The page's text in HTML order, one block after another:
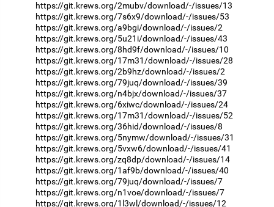
https://git.krews.org/2mubv/download/-/issues/13
https://git.krews.org/7s6x9/download/-/issues/53
https://git.krews.org/a9bgi/download/-/issues/2
https://git.krews.org/5u21i/download/-/issues/43
https://git.krews.org/8hd9f/download/-/issues/10
https://git.krews.org/17m31/download/-/issues/28
https://git.krews.org/2b9hz/download/-/issues/2
https://git.krews.org/79juq/download/-/issues/39
https://git.krews.org/n4bjx/download/-/issues/37
https://git.krews.org/6xiwc/download/-/issues/24
https://git.krews.org/17m31/download/-/issues/52
https://git.krews.org/36hid/download/-/issues/8
https://git.krews.org/5nymw/download/-/issues/31
https://git.krews.org/5vxw6/download/-/issues/41
https://git.krews.org/zq8dp/download/-/issues/14
https://git.krews.org/1af9b/download/-/issues/40
https://git.krews.org/79juq/download/-/issues/7
https://git.krews.org/n1voe/download/-/issues/7
https://git.krews.org/1l3wl/download/-/issues/12